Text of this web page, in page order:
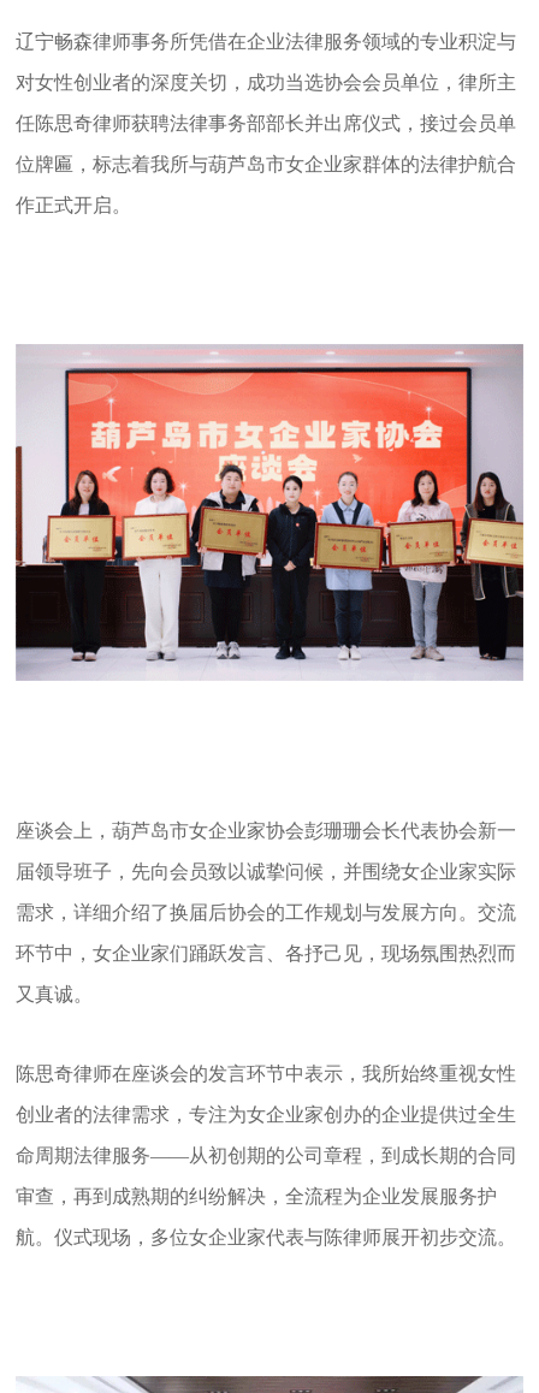
辽宁畅森律师事务所凭借在企业法律服务领域的专业积淀与
对女性创业者的深度关切，成功当选协会会员单位，律所主
任陈思奇律师获聘法律事务部部长并出席仪式，接过会员单
位牌匾，标志着我所与葫芦岛市女企业家群体的法律护航合
作正式开启。
座谈会上，葫芦岛市女企业家协会彭珊珊会长代表协会新一
届领导班子，先向会员致以诚挚问候，并围绕女企业家实际
需求，详细介绍了换届后协会的工作规划与发展方向。交流
环节中，女企业家们踊跃发言、各抒己见，现场氛围热烈而
又真诚。
陈思奇律师在座谈会的发言环节中表示，我所始终重视女性
创业者的法律需求，专注为女企业家创办的企业提供过全生
命周期法律服务——从初创期的公司章程，到成长期的合同
审查，再到成熟期的纠纷解决，全流程为企业发展服务护
航。仪式现场，多位女企业家代表与陈律师展开初步交流。